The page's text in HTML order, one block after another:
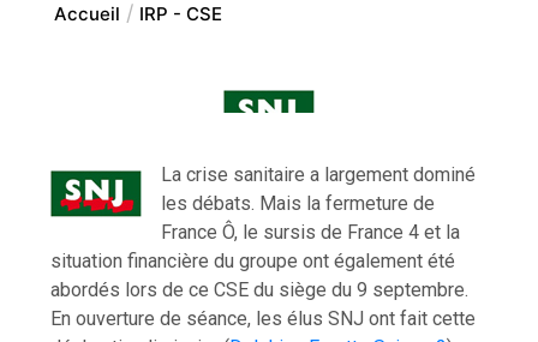
Accueil IRP - CSE
La crise sanitaire a largement dominé
les débats. Mais la fermeture de
France Ô, le sursis de France 4 et la
situation financière du groupe ont également été
abordés lors de ce CSE du siège du 9 septembre.
En ouverture de séance, les élus SNJ ont fait cette